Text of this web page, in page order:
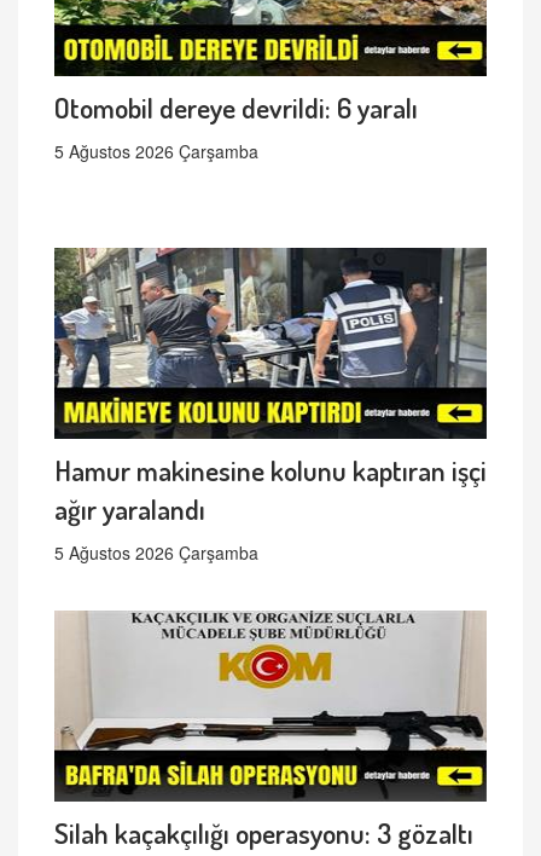
Otomobil dereye devrildi: 6 yaralı
5 Ağustos 2026 Çarşamba
Hamur makinesine kolunu kaptıran işçi
ağır yaralandı
5 Ağustos 2026 Çarşamba
Silah kaçakçılığı operasyonu: 3 gözaltı